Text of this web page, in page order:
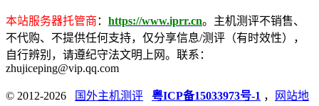
本站服务器托管商 ： https://www.iprr.cn。主机测评不销售、
不代购、不提供任何支持，仅分享信息/测评（有时效性），
自行辨别，请遵纪守法文明上网。联系：
zhujiceping@vip.qq.com
© 2012-2026 国外主机测评 粤ICP备15033973号-1 ，
网站地